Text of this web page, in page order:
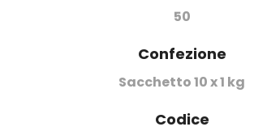
50
Confezione
Sacchetto 10 x 1 kg
Codice